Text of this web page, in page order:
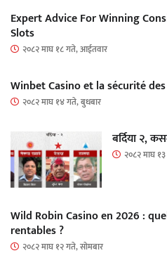
Expert Advice For Winning
Slots
२०८२ माघ १८ गते, आईतवार
Winbet Casino et la sécurité
२०८२ माघ १४ गते, बुधबार
बर्दिया २,
२०८२ माघ
Wild Robin Casino en 2026 :
rentables ?
२०८२ माघ १२ गते, सोमबार